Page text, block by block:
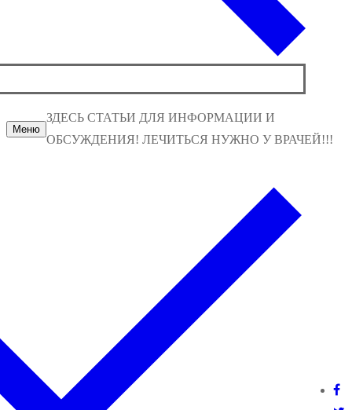
Меню
ЗДЕСЬ СТАТЬИ ДЛЯ ИНФОРМАЦИИ И
ОБСУЖДЕНИЯ! ЛЕЧИТЬСЯ НУЖНО У ВРАЧЕЙ!!!